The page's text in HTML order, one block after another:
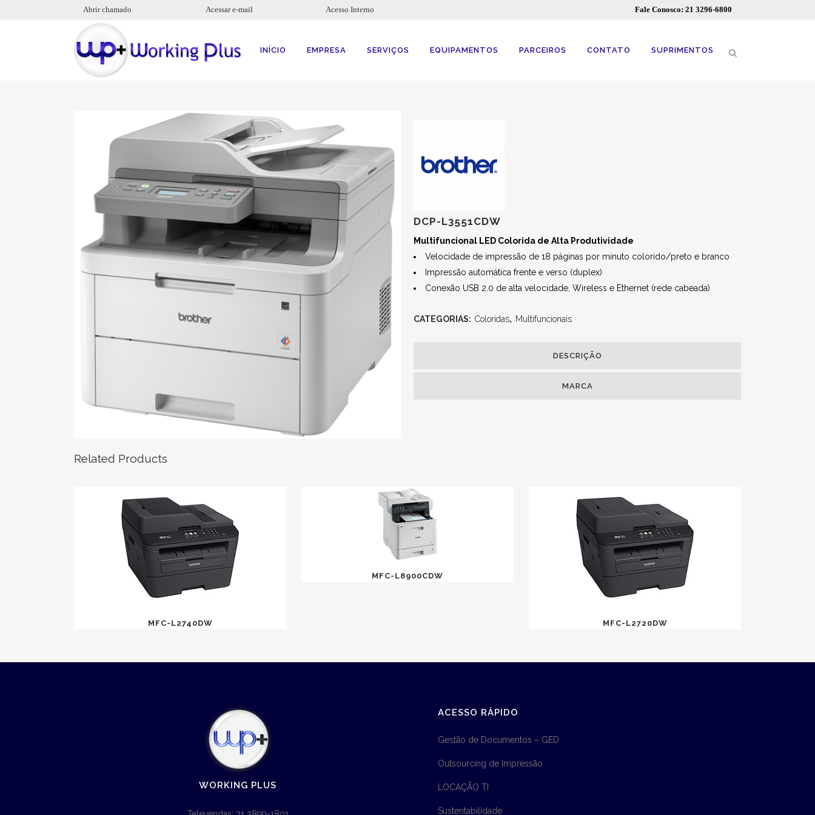
Abrir chamado Acessar e-mail Acesso Interno Fale Conosco: 21 3296-6800
INÍCIO EMPRESA SERVIÇOS EQUIPAMENTOS PARCEIROS CONTATO SUPRIMENTOS
DCP-L3551CDW
Multifuncional LED Colorida de Alta Produtividade
Velocidade de impressão de 18 páginas por minuto colorido/preto e branco
Impressão automática frente e verso (duplex)
Conexão USB 2.0 de alta velocidade, Wireless e Ethernet (rede cabeada)
CATEGORIAS: Coloridas, Multifuncionais
DESCRIÇÃO
MARCA
Related Products
MFC-L2740DW
MFC-L8900CDW
MFC-L2720DW
WORKING PLUS
ACESSO RÁPIDO
Gestão de Documentos – GED
Outsourcing de Impressão
LOCAÇÃO TI
Sustentabilidade